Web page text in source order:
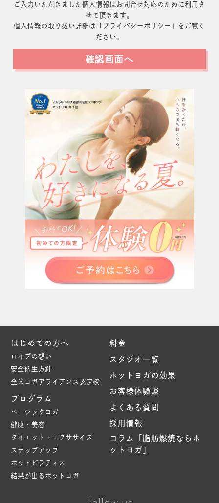
ご入力いただきました個人情報はお問合せ対応のために利用さ
せて頂きます。
個人情報の取り扱い詳細は「
プライバシーポリシー 」をご覧く
ださい。
はじめての方へ
ロイブの想い
安全衛生方針
全米ヨガアライアンス認定校
プログラム
ベーシックヨガ
健康・美容
ダイエット・エクササイズ
ステップアップ
ホットピラティス
結果が出るホットヨガ
料金
スタジオ一覧
ホットヨガの効果
お客様体験談
よくある質問
採用情報
コラム「脂肪燃焼ならホ
ットヨガ」